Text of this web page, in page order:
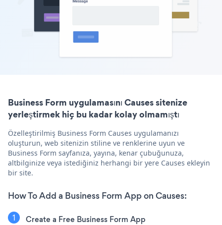
Business Form uygulamasını Causes sitenize
yerleştirmek hiç bu kadar kolay olmamıştı
Özelleştirilmiş Business Form Causes uygulamanızı
oluşturun, web sitenizin stiline ve renklerine uyun ve
Business Form sayfanıza, yayına, kenar çubuğunuza,
altbilginize veya istediğiniz herhangi bir yere Causes ekleyin
bir site.
How To Add a Business Form App on Causes:
Create a Free Business Form App